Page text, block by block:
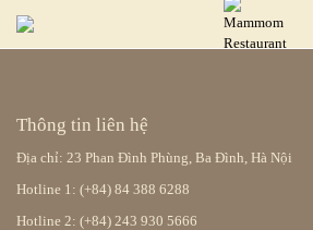
Thông tin liên hệ
Địa chỉ: 23 Phan Đình Phùng, Ba Đình, Hà Nội
Hotline 1: (+84) 84 388 6288
Hotline 2: (+84) 243 930 5666